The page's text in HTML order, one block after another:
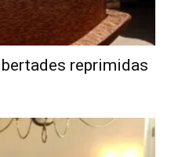
reprimidas